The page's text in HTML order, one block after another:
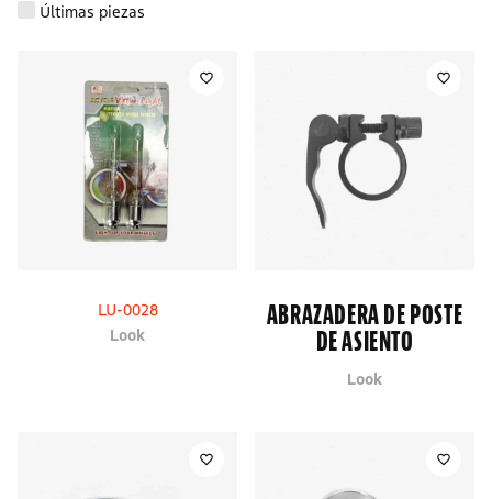
Últimas piezas
LU-0028
Look
ABRAZADERA DE POSTE
DE ASIENTO
Look